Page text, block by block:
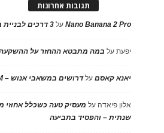
תגובות אחרונות
Nano Banana 2 Proעל 3 דרכים לבניית ביטחון עצמי של עובדים
יפעתעל במה מתבטא ההחזר על
יאנא קאסםעלדרושים במשאבי אנוש – H&M
אלון פיאדה על מעסיק טעה כשכלל אחוזי
שנתית – והפסיד בתביעה